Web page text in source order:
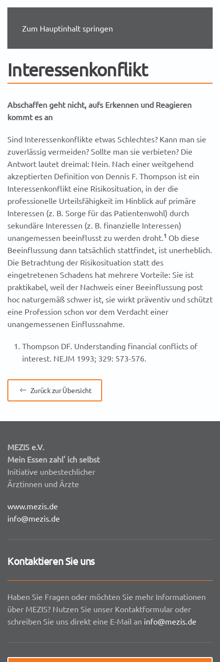
Zum Hauptinhalt springen
Interessenkonflikt
Abschaffen geht nicht, aufs Erkennen und Reagieren
kommt es an
Sind Interessenkonflikte etwas Schlechtes? Kann man sie
zuverlässig vermeiden? Sollte man sie verbieten? Die
Antwort lautet dreimal: Nein. Nach einer weitgehend
akzeptierten Definition von Dennis F. Thompson ist ein
Interessenkonflikt eine Risikosituation, in der die
professionelle Urteilsfähigkeit im Hinblick auf primäre
Interessen (z. B. Sorge für das Patientenwohl) durch
sekundäre Interessen (z. B. finanzielle Interessen)
unangemessen beeinflusst zu werden droht. 1 Ob diese
Beeinflussung dann tatsächlich stattfindet, ist unerheblich.
Die Betrachtung der Risikosituation statt des
eingetretenen Schadens hat mehrere Vorteile: Sie ist
praktikabel, weil der Nachweis einer Beeinflussung post
hoc naturgemäß schwer ist, sie wirkt präventiv und schützt
eine Profession schon vor dem Verdacht einer
unangemessenen Einflussnahme.
Thompson DF. Understanding financial conflicts of
interest. NEJM 1993; 329: 573-576.
Zurück zur Übersicht
MEZIS e.V.
Mein Essen zahl' ich selbst
Initiative unbestechlicher
Ärztinnen und Ärzte
www.mezis.de
info@mezis.de
Kontaktieren Sie uns
Haben Sie Fragen oder möchten Sie mehr Informationen
über MEZIS? Nutzen Sie unser Kontaktformular oder
schreiben Sie uns direkt eine E-Mail an info@mezis.de